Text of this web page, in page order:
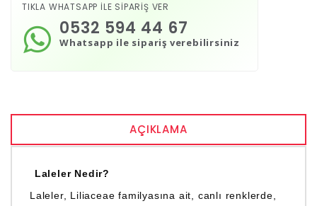
TIKLA WHATSAPP İLE SİPARİŞ VER
Whatsapp ile sipariş verebilirsiniz
0532 594 44 67
AÇIKLAMA
Laleler Nedir?
Laleler, Liliaceae familyasına ait, canlı renklerde,